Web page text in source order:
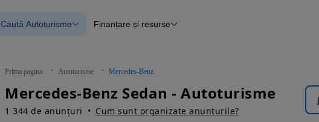
Mașini electrice
Mașini cu detalii verificate
Caută Autoturisme
Blog Autovit.ro
Finanțare și resurse
Prima pagina Autoturisme Mercedes-Benz
Mercedes-Benz Sedan - Autoturisme
1 344 de anunțuri Cum sunt organizate anunturile?